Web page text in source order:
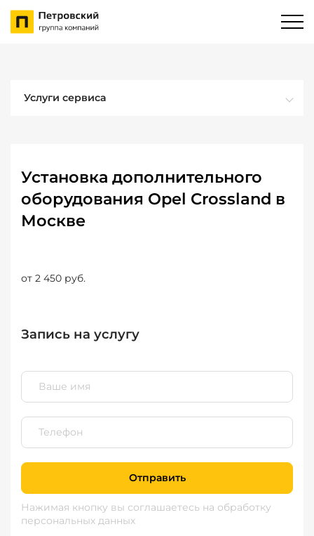
Услуги сервиса
Установка дополнительного
оборудования Opel Crossland в
Москве
от 2 450 руб.
Запись на услугу
Отправить
Нажимая кнопку вы соглашаетесь на обработку
персональных данных